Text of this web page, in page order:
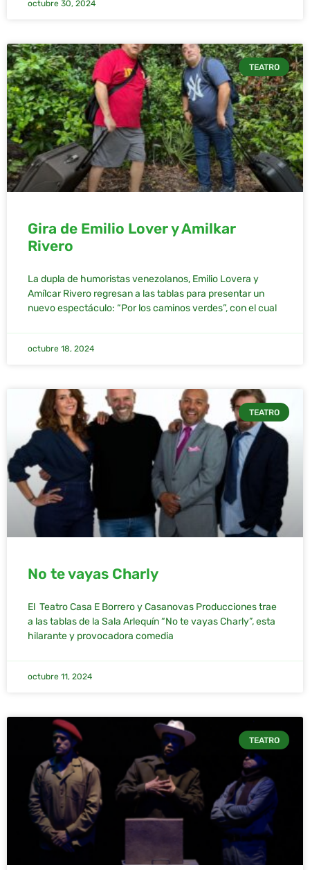
octubre 30, 2024
TEATRO
Gira de Emilio Lover y Amilkar
Rivero
La dupla de humoristas venezolanos, Emilio Lovera y
Amílcar Rivero regresan a las tablas para presentar un
nuevo espectáculo: “Por los caminos verdes”, con el cual
octubre 18, 2024
TEATRO
No te vayas Charly
El Teatro Casa E Borrero y Casanovas Producciones trae
a las tablas de la Sala Arlequín “No te vayas Charly”, esta
hilarante y provocadora comedia
octubre 11, 2024
TEATRO